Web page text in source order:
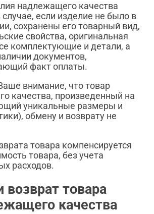
надлежащего качества
если изделие не было в
сохранены его товарный вид,
свойства, оригинальная
комплектующие и детали, а
документов,
факт оплаты.
внимание, что товар
качества, произведенный на
уникальные размеры и
обмену и возврату не
товара компенсируется
товара, без учета
расходов.
товара
качества